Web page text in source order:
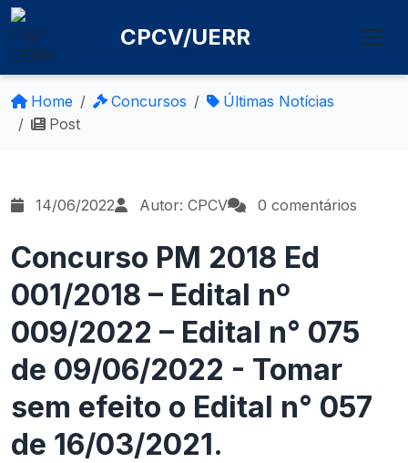
CPCV/UERR
Home Concursos
Últimas Notícias
Post
14/06/2022 Autor: CPCV 0 comentários
Concurso PM 2018 Ed
001/2018 – Edital nº
009/2022 – Edital n° 075
de 09/06/2022 - Tomar
sem efeito o Edital n° 057
de 16/03/2021.